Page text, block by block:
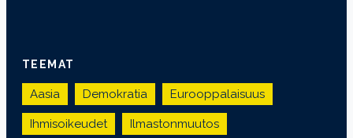
TEEMAT
Aasia Demokratia Eurooppalaisuus
Ihmisoikeudet Ilmastonmuutos